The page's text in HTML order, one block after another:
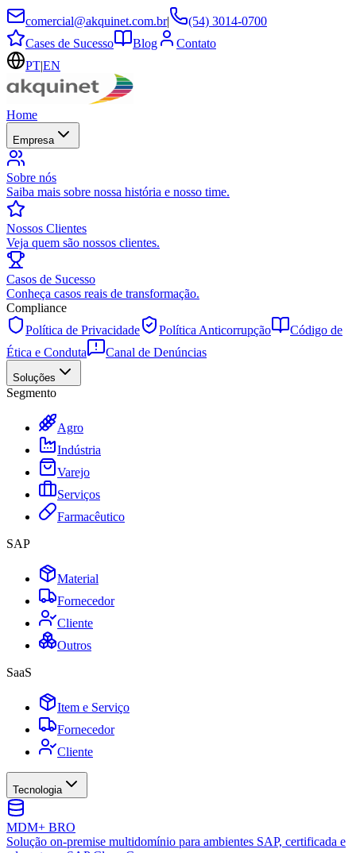
comercial@akquinet.com.br|
(54) 3014-0700
Cases de Sucesso
Blog
Contato
PT|EN
Home
Empresa
Sobre nós
Saiba mais sobre nossa história e nosso time.
Nossos Clientes
Veja quem são nossos clientes.
Casos de Sucesso
Conheça casos reais de transformação.
Compliance
Política de Privacidade
Política Anticorrupção
Código de
Ética e Conduta
Canal de Denúncias
Soluções
Segmento
Agro
Indústria
Varejo
Serviços
Farmacêutico
SAP
Material
Fornecedor
Cliente
Outros
SaaS
Item e Serviço
Fornecedor
Cliente
Tecnologia
MDM+ BRO
Solução on-premise multidomínio para ambientes SAP, certificada e